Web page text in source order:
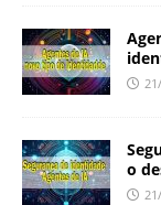
o